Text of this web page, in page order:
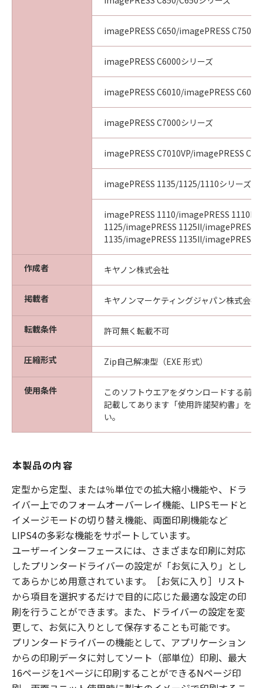
imagePRESS C650/imagePRESS C750/
imagePRESS C6000シリーズ
imagePRESS C6010/imagePRESS C6011
imagePRESS C7000シリーズ
imagePRESS C7010VP/imagePRESS
imagePRESS 1135/1125/1110シリーズ
imagePRESS 1110/imagePRESS 1110II/
1125/imagePRESS 1125II/imagePRESS
1135/imagePRESS 1135II/imagePRESS
作成者 キヤノン株式会社
掲載者 キヤノンマーケティングジャパン株式会社
転載条件 許可無く転載不可
圧縮形式 Zip自己解凍型（EXE 形式）
使用条件
このソフトウエアをダウンロードする前
記載してあります「使用許諾契約書」を
い。
本製品の内容
定型から定型、または％単位での拡大縮小機能や、ドラ
イバー上でのフォームオーバーレイ機能、LIPSモードと
イメージモードの切り替え機能、両面印刷機能など
LIPS4の多彩な機能をサポートしています。
ユーザーインターフェースには、さまざまな印刷に対応
したプリンタードライバーの設定が「お気に入り」とし
てあらかじめ用意されています。［お気に入り］リスト
から項目を選択するだけで目的に応じた最適な設定の印
刷を行うことができます。また、ドライバーの設定を変
更して、お気に入りとして保存することも可能です。
プリンタードライバーの機能として、アプリケーション
からの印刷データに対してソート（部単位）印刷、最大
16ページを1ページに印刷することができるNページ印